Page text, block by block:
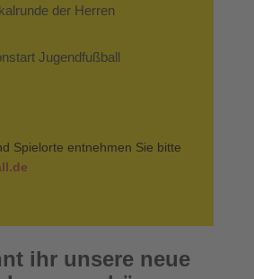
der Herren
Jugendfußball
Spielorte entnehmen Sie bitte
ihr unsere neue